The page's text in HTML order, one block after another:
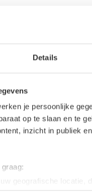
Details
je persoonlijke
op te slaan en te
inzicht in publiek
geografische locatie,